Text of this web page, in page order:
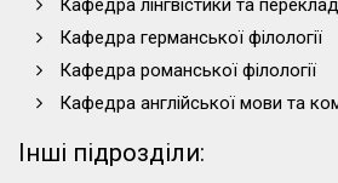
Кафедра лінгвістики та
Кафедра германської філології
Кафедра романської філології
Кафедра англійської мови та
Інші підрозділи: